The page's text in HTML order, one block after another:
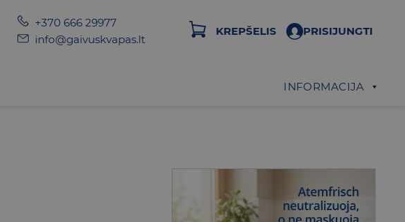
+370 666 29977
info@gaivuskvapas.lt
KREPŠELIS PRISIJUNGTI
INFORMACIJA